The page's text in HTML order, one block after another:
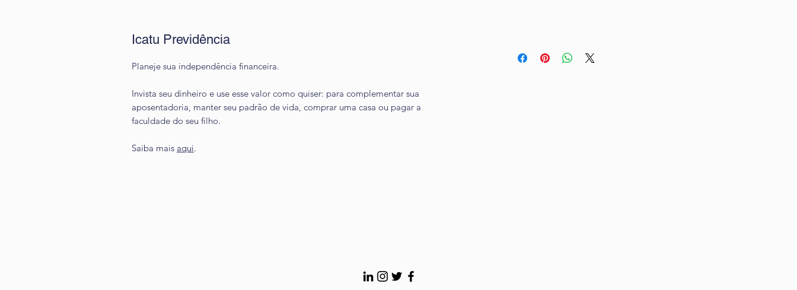
Icatu Previdência
Planeje sua independência financeira.
Invista seu dinheiro e use esse valor como quiser: para complementar sua
aposentadoria, manter seu padrão de vida, comprar uma casa ou pagar a
faculdade do seu filho.
Saiba mais aqui.